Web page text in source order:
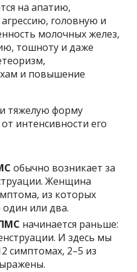
на апатию,
головную и
молочных желез,
тошноту и даже
и повышение
тяжелую форму
интенсивности его
обычно возникает за
Женщина
из которых
или два.
начинается раньше:
И здесь мы
симптомах, 2–5 из